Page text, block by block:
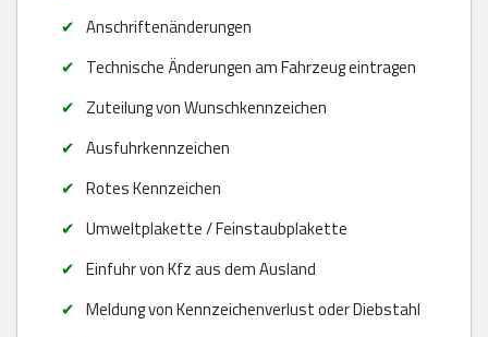
Anschriftenänderungen
Technische Änderungen am Fahrzeug eintragen
Zuteilung von Wunschkennzeichen
Ausfuhrkennzeichen
Rotes Kennzeichen
Umweltplakette / Feinstaubplakette
Einfuhr von Kfz aus dem Ausland
Meldung von Kennzeichenverlust oder Diebstahl